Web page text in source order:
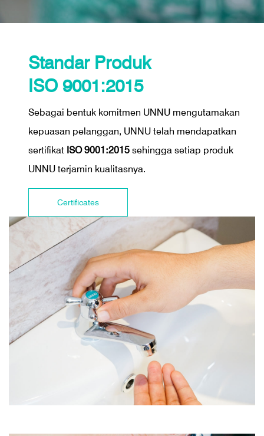
Standar Produk
ISO 9001:2015
Sebagai bentuk komitmen UNNU mengutamakan
kepuasan pelanggan, UNNU telah mendapatkan
sertifikat ISO 9001:2015 sehingga setiap produk
UNNU terjamin kualitasnya.
Certificates